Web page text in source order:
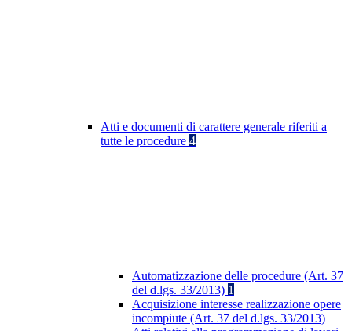
Atti e documenti di carattere generale riferiti a
tutte le procedure 4
Automatizzazione delle procedure (Art. 37
del d.lgs. 33/2013) 1
Acquisizione interesse realizzazione opere
incompiute (Art. 37 del d.lgs. 33/2013)